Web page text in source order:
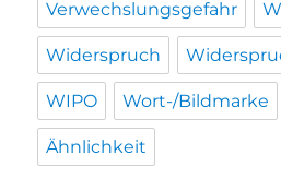
Verwechslungsgefahr
Widerspruch
WIPO Wort-/Bildmarke
Ähnlichkeit